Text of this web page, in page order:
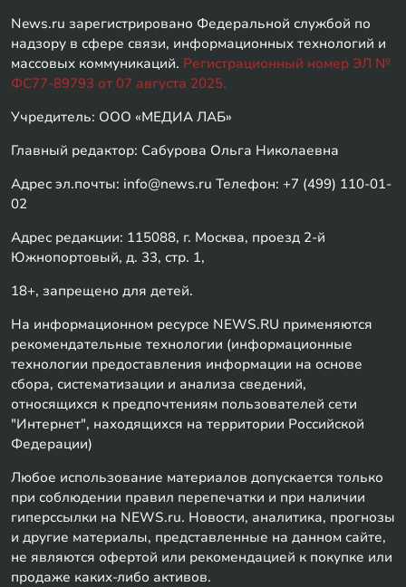
News.ru зарегистрировано Федеральной службой по
надзору в сфере связи, информационных технологий и
массовых коммуникаций. Регистрационный номер ЭЛ №
ФС77-89793 от 07 августа 2025.
Учредитель: ООО «МЕДИА ЛАБ»
Главный редактор: Сабурова Ольга Николаевна
Адрес эл.почты: info@news.ru Телефон: +7 (499) 110-01-
02
Адрес редакции: 115088, г. Москва, проезд 2-й
Южнопортовый, д. 33, стр. 1,
18+, запрещено для детей.
На информационном ресурсе NEWS.RU применяются
рекомендательные технологии (информационные
технологии предоставления информации на основе
сбора, систематизации и анализа сведений,
относящихся к предпочтениям пользователей сети
"Интернет", находящихся на территории Российской
Федерации)
Любое использование материалов допускается только
при соблюдении правил перепечатки и при наличии
гиперссылки на NEWS.ru. Новости, аналитика, прогнозы
и другие материалы, представленные на данном сайте,
не являются офертой или рекомендацией к покупке или
продаже каких-либо активов.